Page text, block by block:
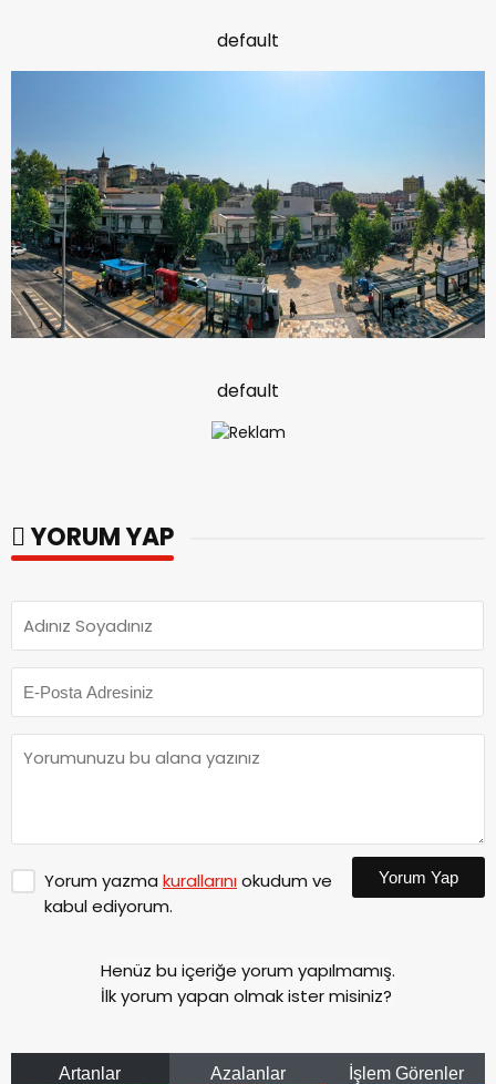
default
default
YORUM YAP
Yorum yazma kurallarınıokudum ve
kabul ediyorum.
Yorum Yap
Henüz bu içeriğe yorum yapılmamış.
İlk yorum yapan olmak ister misiniz?
Artanlar Azalanlar İşlem Görenler